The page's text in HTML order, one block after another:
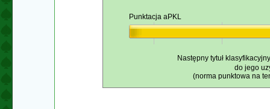
Punktacja aPKL
Następny tytuł
do jego
(norma punktowa na